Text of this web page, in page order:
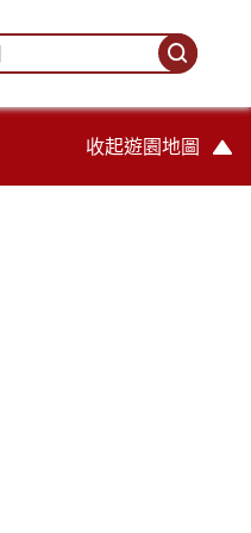
收起遊園地圖